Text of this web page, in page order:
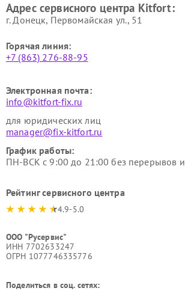
Kitfort
Kitfort
Адрес сервисного центра Kitfort:
г. Донецк, Первомайская ул., 51
Горячая линия:
+7 (863) 276-88-95
Электронная почта:
info@kitfort-fix.ru
для юридических лиц
manager@fix-kitfort.ru
График работы:
ПН-ВСК с 9:00 до 21:00 без перерывов
Рейтинг сервисного центра
4.9-5.0
ООО "Русервис"
ИНН 7702633247
ОГРН 1077746335776
Поделиться в соц. сетях: